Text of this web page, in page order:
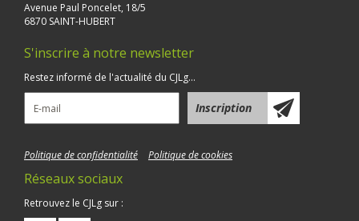
Avenue Paul Poncelet, 18/5
6870 SAINT-HUBERT
S'inscrire à notre newsletter
Restez informé de l'actualité du CJLg...
Politique de confidentialité Politique de cookies
Réseaux sociaux
Retrouvez le CJLg sur :